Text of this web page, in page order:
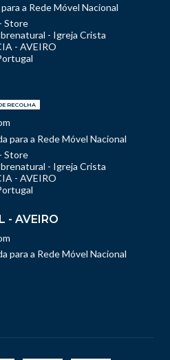
a Rede Móvel Nacional
Store
- Igreja Crista
- AVEIRO
RECOLHA
para a Rede Móvel Nacional
Store
- Igreja Crista
- AVEIRO
- AVEIRO
para a Rede Móvel Nacional